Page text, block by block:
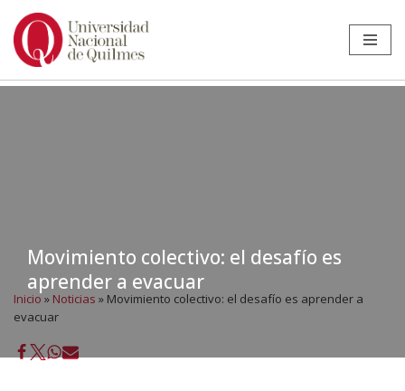
Ir
Movimiento colectivo: el desafío es
aprender a evacuar
Inicio» Noticias » Movimiento colectivo: el desafío es aprender a
evacuar